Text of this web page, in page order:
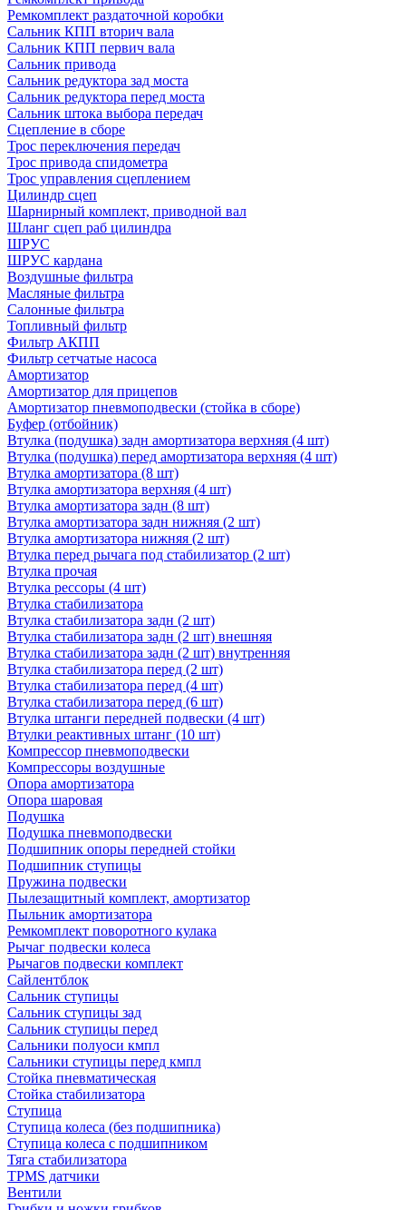
Ремкомплект раздаточной коробки
Сальник КПП вторич вала
Сальник КПП первич вала
Сальник привода
Сальник редуктора зад моста
Сальник редуктора перед моста
Сальник штока выбора передач
Сцепление в сборе
Трос переключения передач
Трос привода спидометра
Трос управления сцеплением
Цилиндр сцеп
Шарнирный комплект, приводной вал
Шланг сцеп раб цилиндра
ШРУС
ШРУС кардана
Воздушные фильтра
Масляные фильтра
Салонные фильтра
Топливный фильтр
Фильтр АКПП
Фильтр сетчатые насоса
Амортизатор
Амортизатор для прицепов
Амортизатор пневмоподвески (стойка в сборе)
Буфер (отбойник)
Втулка (подушка) задн амортизатора верхняя (4 шт)
Втулка (подушка) перед амортизатора верхняя (4 шт)
Втулка амортизатора (8 шт)
Втулка амортизатора верхняя (4 шт)
Втулка амортизатора задн (8 шт)
Втулка амортизатора задн нижняя (2 шт)
Втулка амортизатора нижняя (2 шт)
Втулка перед рычага под стабилизатор (2 шт)
Втулка прочая
Втулка рессоры (4 шт)
Втулка стабилизатора
Втулка стабилизатора задн (2 шт)
Втулка стабилизатора задн (2 шт) внешняя
Втулка стабилизатора задн (2 шт) внутренняя
Втулка стабилизатора перед (2 шт)
Втулка стабилизатора перед (4 шт)
Втулка стабилизатора перед (6 шт)
Втулка штанги передней подвески (4 шт)
Втулки реактивных штанг (10 шт)
Компрессор пневмоподвески
Компрессоры воздушные
Опора амортизатора
Опора шаровая
Подушка
Подушка пневмоподвески
Подшипник опоры передней стойки
Подшипник ступицы
Пружина подвески
Пылезащитный комплект, амортизатор
Пыльник амортизатора
Ремкомплект поворотного кулака
Рычаг подвески колеса
Рычагов подвески комплект
Сайлентблок
Сальник ступицы
Сальник ступицы зад
Сальник ступицы перед
Сальники полуоси кмпл
Сальники ступицы перед кмпл
Стойка пневматическая
Стойка стабилизатора
Ступица
Ступица колеса (без подшипника)
Ступица колеса с подшипником
Тяга стабилизатора
TPMS датчики
Вентили